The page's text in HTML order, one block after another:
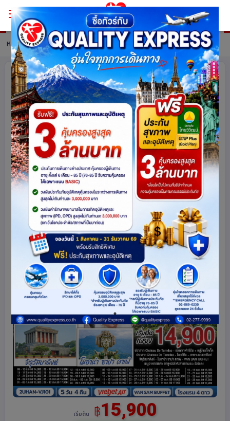
หน้าหลัก ทัวร์ Vietnam รายละเอียดทัวร์
เวียดนามเหนือ ฮานอย ตามด๋าว ซาปา
ฟานซิปัน 5 วัน 4 คืน เที่ยวเวียดนาม..ฟีล
ยุโรป..ท่ามกลางสายหมอก โดยสายการ
บิน VietJet Air (VJ)
เวียดนาม 5006 share
ดูโปรแกรมทัวร์ รหัสโปรแกรม :15562
เริ่มต้น ฿15,900